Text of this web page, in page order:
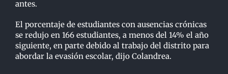
antes.
El porcentaje de estudiantes con ausencias crónicas
se redujo en 166 estudiantes, a menos del 14% el año
siguiente, en parte debido al trabajo del distrito para
abordar la evasión escolar, dijo Colandrea.